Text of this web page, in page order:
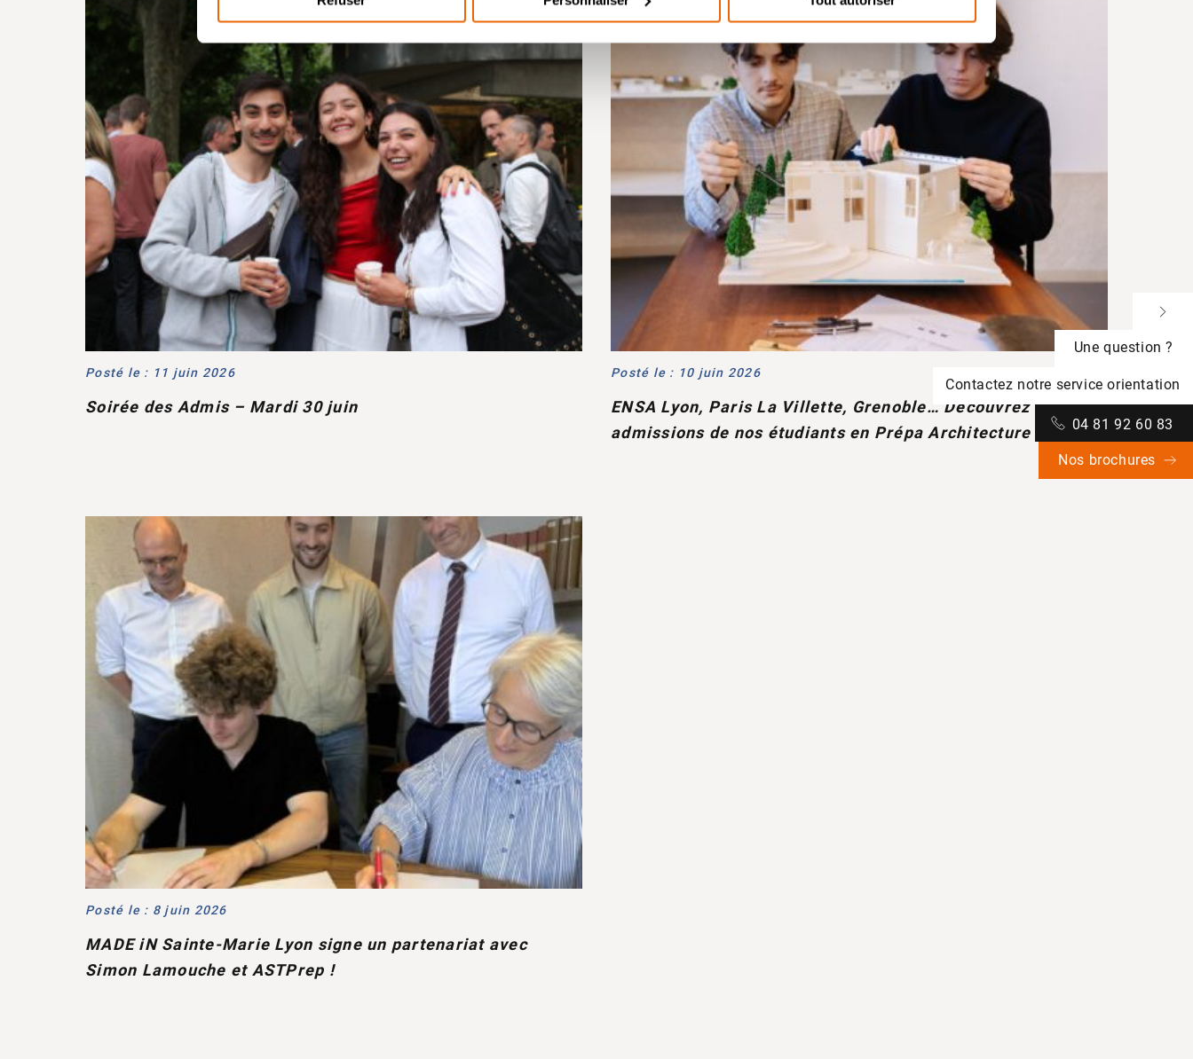
Posté le : 11 juin 2026
Soirée des Admis – Mardi 30 juin
Posté le : 10 juin 2026
ENSA Lyon, Paris La Villette, Grenoble… Découvrez les
admissions de nos étudiants en Prépa Architecture !
Posté le : 8 juin 2026
MADE iN Sainte-Marie Lyon signe un partenariat avec
Simon Lamouche et ASTPrep !
Une question ?
Contactez notre service orientation
04 81 92 60 83
Nos brochures